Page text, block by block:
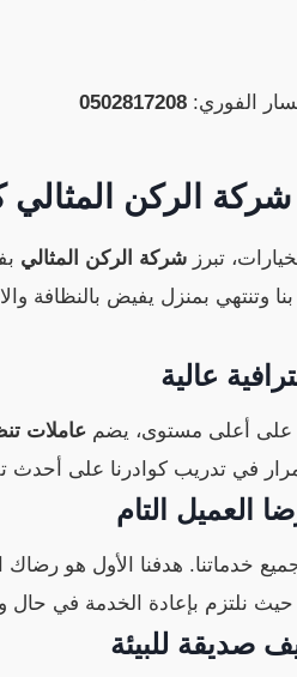
الفوري:0502817208
شركة الركن
تبرز شركة الركن المثالي
وتنتهي بمنزل يفيض بالنظافة
عالية
أعلى مستوى، يضم عاملات
في تدريب كوادرنا على أحدث
العميل التام
خدماتنا. هدفنا الأول هو رضاك
حيث نلتزم بإعادة الخدمة في
صديقة للبيئة